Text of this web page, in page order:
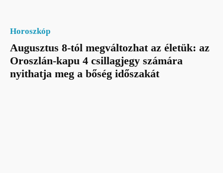
Horoszkóp
Augusztus 8-tól megváltozhat az életük: az
Oroszlán-kapu 4 csillagjegy számára
nyithatja meg a bőség időszakát